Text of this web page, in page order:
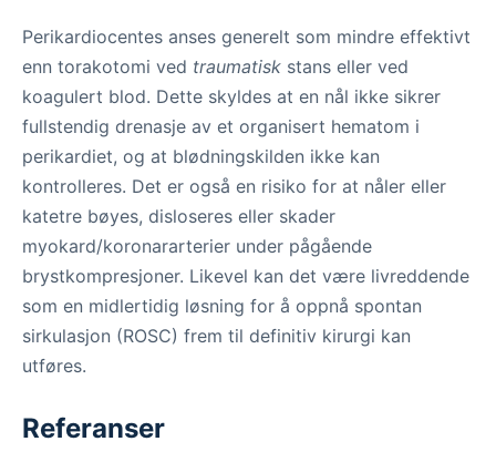
Perikardiocentes anses generelt som mindre effektivt
enn torakotomi ved traumatisk stans eller ved
koagulert blod. Dette skyldes at en nål ikke sikrer
fullstendig drenasje av et organisert hematom i
perikardiet, og at blødningskilden ikke kan
kontrolleres. Det er også en risiko for at nåler eller
katetre bøyes, disloseres eller skader
myokard/koronararterier under pågående
brystkompresjoner. Likevel kan det være livreddende
som en midlertidig løsning for å oppnå spontan
sirkulasjon (ROSC) frem til definitiv kirurgi kan
utføres.
Referanser